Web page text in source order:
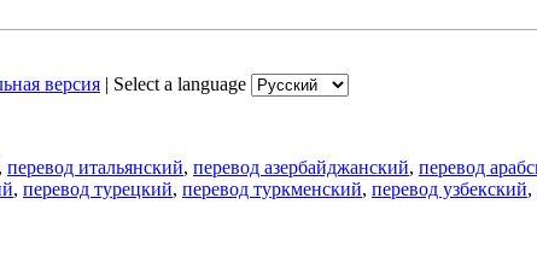
версия | Select a language
, перевод итальянский, перевод азербайджанский, перевод
, перевод турецкий, перевод туркменский, перевод узбекский,